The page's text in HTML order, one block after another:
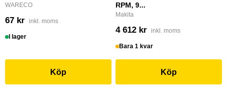
WARECO
67 kr inkl. moms
I lager
Köp
RPM, 9...
Makita
4 612 kr inkl. moms
Bara 1 kvar
Köp